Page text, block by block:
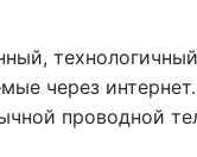
через
проводной